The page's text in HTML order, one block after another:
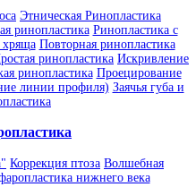
Этническая Ринопластика
ринопластика Ринопластика с
хряща Повторная ринопластика
ринопластика Искривление
ринопластика Проецирование
линии профиля) Заячья губа и
Коррекция птоза Волшебная
нижнего века